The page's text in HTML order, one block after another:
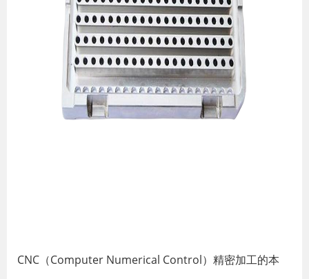
CNC（Computer Numerical Control）精密加工的本